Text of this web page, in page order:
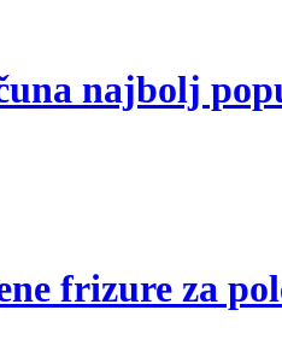
najbolj
frizure za